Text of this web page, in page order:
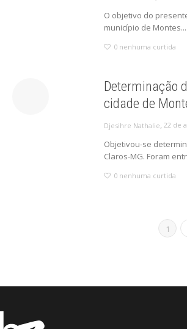
O objetivo do
município de Montes...
0 nenhuma curtida
Determinação
cidade de
Djesihre Nathalie,22 de
Objetivou-se
Claros-MG. Foram
0 nenhuma curtida
1